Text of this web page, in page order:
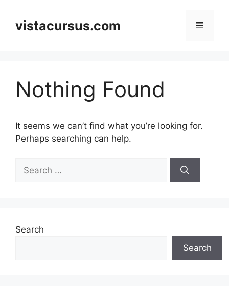
contentvistacursus.com Menu
Nothing Found
It seems we can’t find what you’re looking for.
Perhaps searching can help.
for:
Search
Search